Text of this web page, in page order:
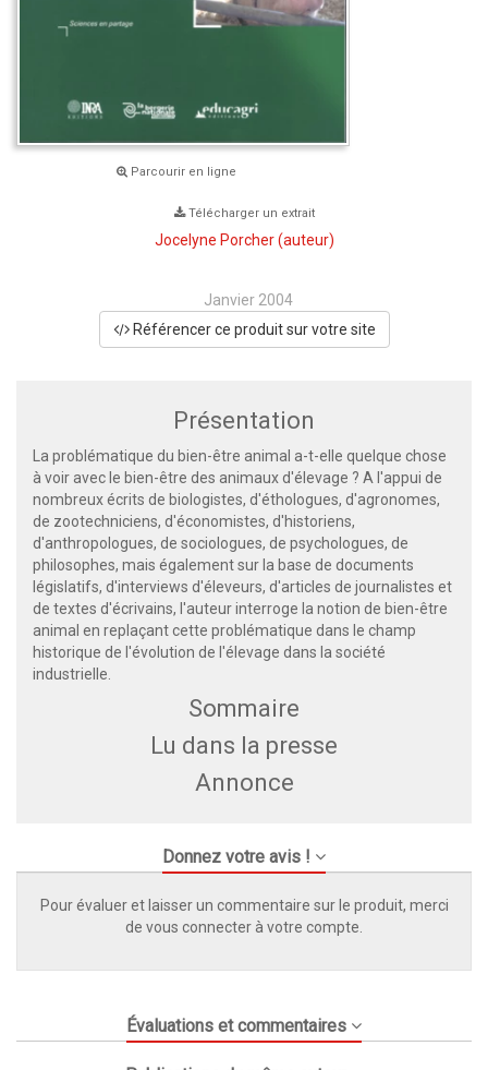
Parcourir en ligne
Télécharger un extrait
Jocelyne Porcher(auteur)
Janvier 2004
Référencer ce produit sur votre site
Présentation
La problématique du bien-être animal a-t-elle quelque chose
à voir avec le bien-être des animaux d'élevage ? A l'appui de
nombreux écrits de biologistes, d'éthologues, d'agronomes,
de zootechniciens, d'économistes, d'historiens,
d'anthropologues, de sociologues, de psychologues, de
philosophes, mais également sur la base de documents
législatifs, d'interviews d'éleveurs, d'articles de journalistes et
de textes d'écrivains, l'auteur interroge la notion de bien-être
animal en replaçant cette problématique dans le champ
historique de l'évolution de l'élevage dans la société
industrielle.
Sommaire
Lu dans la presse
Annonce
Donnez votre avis !
Pour évaluer et laisser un commentaire sur le produit, merci
de vous connecter à votre compte.
Évaluations et commentaires